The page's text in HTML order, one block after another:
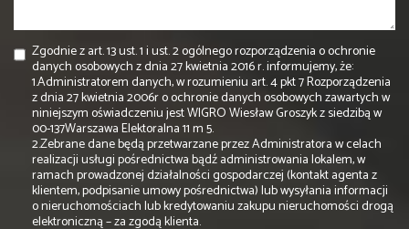
Zgodnie z art. 13 ust. 1 i ust. 2 ogólnego rozporządzenia o ochronie
danych osobowych z dnia 27 kwietnia 2016 r. informujemy, że:
1.Administratorem danych, w rozumieniu art. 4 pkt 7 Rozporządzenia
z dnia 27 kwietnia 2006r o ochronie danych osobowych zawartych w
niniejszym oświadczeniu jest WIGRO Wiesław Groszyk z siedzibą w
00-137Warszawa Elektoralna 11 m 5.
2.Zebrane dane będą przetwarzane przez Administratora w celach
realizacji usługi pośrednictwa bądź administrowania lokalem, w
ramach prowadzonej działalności gospodarczej (kontakt agenta z
klientem, podpisanie umowy pośrednictwa) lub wysyłania informacji
o nieruchomościach lub kredytowaniu zakupu nieruchomości drogą
elektroniczną – za zgodą klienta.